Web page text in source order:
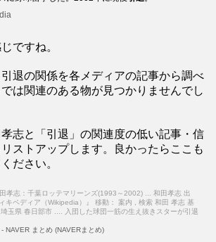
ですね。
退の関係を各メディアの記事から調べ
は関連のある物が見つかりませんでし
志と「引退」の関連度の低い記事・信
ストアップします。良かったらここも
ださい。
孝志：千葉ロッテマリーンズ(1993～2002) ... 和田孝志 出
キペディア（Wikipedia）』 移動： 案内 , 検索 和田 孝志 基
玉県 春日部市 .... 入団した球団一筋の生え抜きスターが引退
NAVER まとめ (NAVERまとめ)